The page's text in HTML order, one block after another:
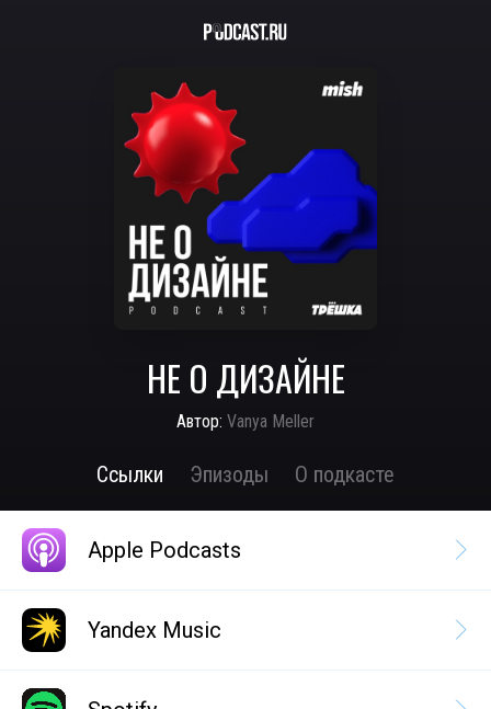
НЕ О ДИЗАЙНЕ
Автор: Vanya Meller
Ссылки Эпизоды О подкасте
Apple Podcasts
Yandex Music